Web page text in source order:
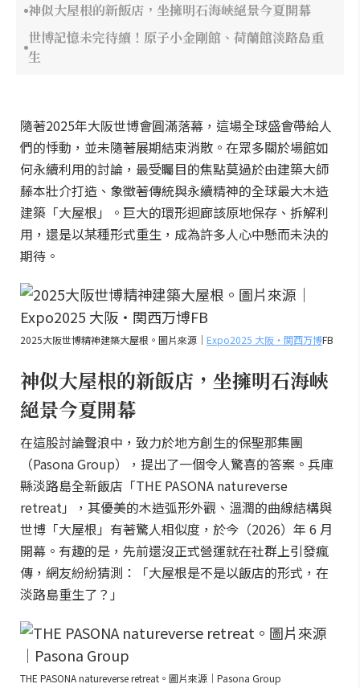
神似大屋根的新飯店，坐擁明石海峽絕景今夏開幕
世博記憶未完待續！原子小金剛館、荷蘭館淡路島重
生
隨著2025年大阪世博會圓滿落幕，這場全球盛會帶給人
們的悸動，並未隨著展期結束消散。在眾多關於場館如
何永續利用的討論，最受矚目的焦點莫過於由建築大師
藤本壯介打造、象徵著傳統與永續精神的全球最大木造
建築「大屋根」。巨大的環形迴廊該原地保存、拆解利
用，還是以某種形式重生，成為許多人心中懸而未決的
期待。
2025大阪世博精神建築大屋根。圖片來源｜ Expo2025 大阪・関西万博FB
神似大屋根的新飯店，坐擁明石海峽
絕景今夏開幕
在這股討論聲浪中，致力於地方創生的保聖那集團
（Pasona Group），提出了一個令人驚喜的答案。兵庫
縣淡路島全新飯店「THE PASONA natureverse
retreat」，其優美的木造弧形外觀、溫潤的曲線結構與
世博「大屋根」有著驚人相似度，於今（2026）年 6 月
開幕。有趣的是，先前還沒正式營運就在社群上引發瘋
傳，網友紛紛猜測：「大屋根是不是以飯店的形式，在
淡路島重生了？」
THE PASONA natureverse retreat。圖片來源｜Pasona Group